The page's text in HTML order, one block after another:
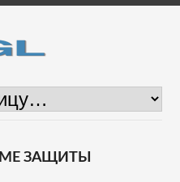
ЗАЩИТЫ